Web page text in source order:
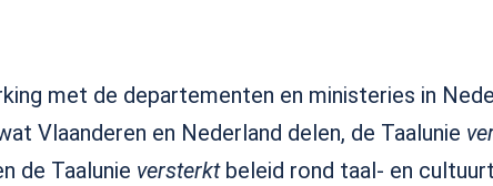
met de departementen en ministeries in
Vlaanderen en Nederland delen, de Taalunie
de Taalunie versterktbeleid rond taal- en